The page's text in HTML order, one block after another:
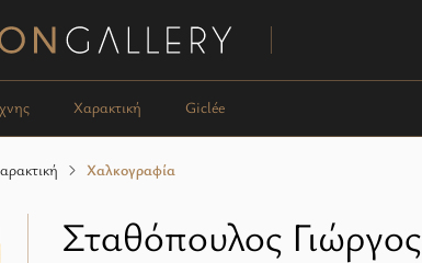
Omicron Gallery
Χαρακτική Giclée
Χαλκογραφία
Σταθόπουλος Γιώργος